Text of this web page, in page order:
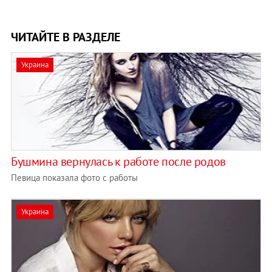
ЧИТАЙТЕ В РАЗДЕЛЕ
Украина
Бушмина вернулась к работе после родов
Певица показала фото с работы
Украина